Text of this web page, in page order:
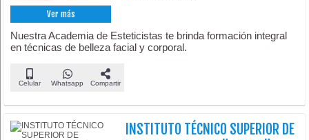
Ver más
Nuestra Academia de Esteticistas te brinda formación integral
en técnicas de belleza facial y corporal.
Celular Whatsapp Compartir
INSTITUTO TÉCNICO SUPERIOR DE